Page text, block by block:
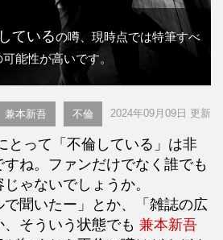
ているの噂、現時点では特筆すべ
能性が高いです。
兼本新吾 不倫 2024年09月09日 更新
とって「不倫している」は非
ね。ファンだけでなく誰でも
ゃないでしょうか。
で聞いたー」とか、「雑誌の広
そういう状態でも 兼本新吾